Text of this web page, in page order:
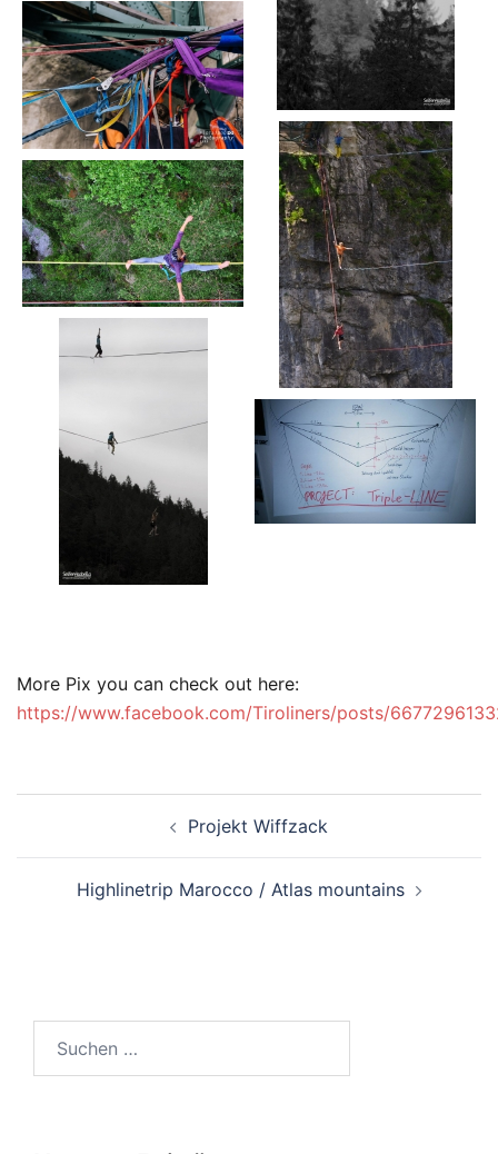
More Pix you can check out here:
https://www.facebook.com/Tiroliners/posts/
Projekt Wiffzack
Highlinetrip Marocco / Atlas mountains